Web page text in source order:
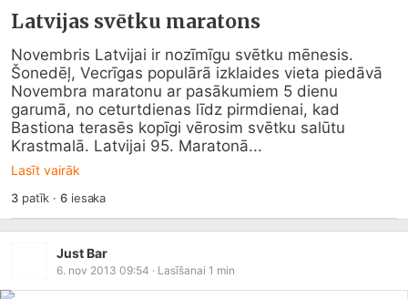
Latvijas svētku maratons
Novembris Latvijai ir nozīmīgu svētku mēnesis.
Šonedēļ, Vecrīgas populārā izklaides vieta piedāvā
Novembra maratonu ar pasākumiem 5 dienu
garumā, no ceturtdienas līdz pirmdienai, kad
Bastiona terasēs kopīgi vērosim svētku salūtu
Krastmalā. Latvijai 95. Maratonā...
Lasīt vairāk
3patīk ·6iesaka
Just Bar
6. nov 2013 09:54 · Lasīšanai 1 min